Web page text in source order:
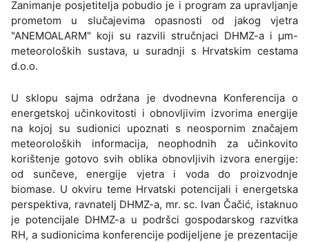
Zanimanje posjetitelja pobudio je i program za upravljanje
prometom u slučajevima opasnosti od jakog vjetra
"ANEMOALARM" koji su razvili stručnjaci DHMZ-a i µm-
meteoroloških sustava, u suradnji s Hrvatskim cestama
d.o.o.
U sklopu sajma održana je dvodnevna Konferencija o
energetskoj učinkovitosti i obnovljivim izvorima energije
na kojoj su sudionici upoznati s neospornim značajem
meteoroloških informacija, neophodnih za učinkovito
korištenje gotovo svih oblika obnovljivih izvora energije:
od sunčeve, energije vjetra i voda do proizvodnje
biomase. U okviru teme Hrvatski potencijali i energetska
perspektiva, ravnatelj DHMZ-a, mr. sc. Ivan Čačić, istaknuo
je potencijale DHMZ-a u podršci gospodarskog razvitka
RH, a sudionicima konferencije podijeljene je prezentacije